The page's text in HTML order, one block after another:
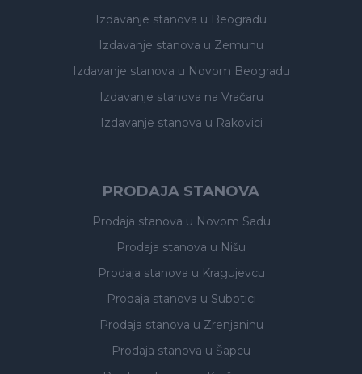
Izdavanje stanova u Beogradu
Izdavanje stanova u Zemunu
Izdavanje stanova u Novom Beogradu
Izdavanje stanova na Vračaru
Izdavanje stanova u Rakovici
PRODAJA STANOVA
Prodaja stanova u Novom Sadu
Prodaja stanova u Nišu
Prodaja stanova u Kragujevcu
Prodaja stanova u Subotici
Prodaja stanova u Zrenjaninu
Prodaja stanova u Šapcu